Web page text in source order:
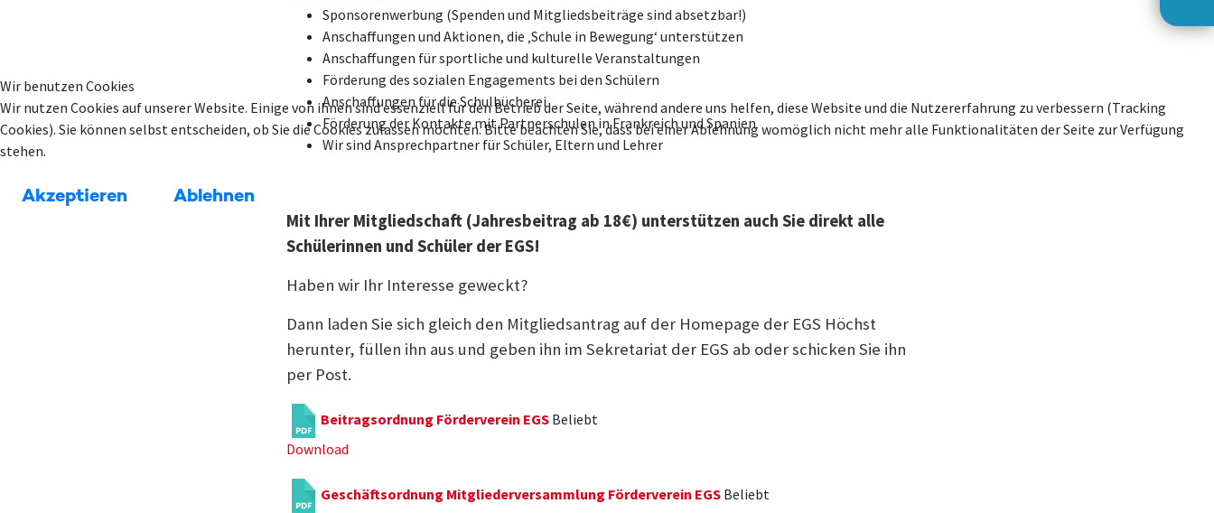
Sponsorenwerbung (Spenden und Mitgliedsbeiträge sind absetzbar!)
Anschaffungen und Aktionen, die ‚Schule in Bewegung‘ unterstützen
Anschaffungen für sportliche und kulturelle Veranstaltungen
Förderung des sozialen Engagements bei den Schülern
Anschaffungen für die Schulbücherei
Förderung der Kontakte mit Partnerschulen in Frankreich und Spanien
Wir sind Ansprechpartner für Schüler, Eltern und Lehrer
Mit Ihrer Mitgliedschaft (Jahresbeitrag ab 18€) unterstützen auch Sie direkt alle
Schülerinnen und Schüler der EGS!
Haben wir Ihr Interesse geweckt?
Dann laden Sie sich gleich den Mitgliedsantrag auf der Homepage der EGS Höchst
herunter, füllen ihn aus und geben ihn im Sekretariat der EGS ab oder schicken Sie ihn
per Post.
Beitragsordnung Förderverein EGS Beliebt
Download
Geschäftsordnung Mitgliederversammlung Förderverein EGS Beliebt
Wir benutzen Cookies
Wir nutzen Cookies auf unserer Website. Einige von ihnen sind essenziell für den Betrieb der Seite, während andere uns helfen, diese Website und die Nutzererfahrung zu verbessern (Tracking
Cookies). Sie können selbst entscheiden, ob Sie die Cookies zulassen möchten. Bitte beachten Sie, dass bei einer Ablehnung womöglich nicht mehr alle Funktionalitäten der Seite zur Verfügung
stehen.
Akzeptieren Ablehnen